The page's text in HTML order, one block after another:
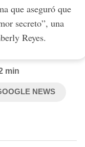
que aseguró que
secreto”, una
Reyes.
min
NEWS